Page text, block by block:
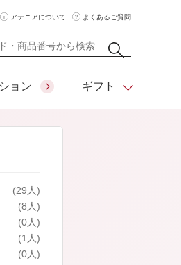
アテニアについて よくあるご質問
ーム
リーズ
ョン ギフト
住所を知らなくても
贈れるeギフト
(29人)
(8人)
(0人)
(1人)
(0人)